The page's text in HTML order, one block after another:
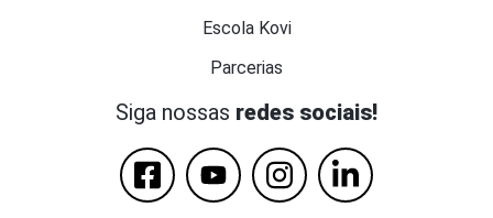
Escola Kovi
Parcerias
Siga nossas redes sociais!